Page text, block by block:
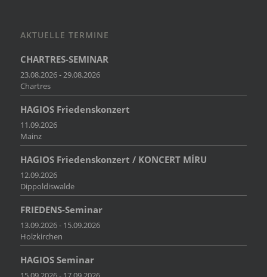
AKTUELLE TERMINE
CHARTRES-SEMINAR
23.08.2026 - 29.08.2026
Chartres
HAGIOS Friedenskonzert
11.09.2026
Mainz
HAGIOS Friedenskonzert / KONCERT MÍRU
12.09.2026
Dippoldiswalde
FRIEDENS-Seminar
13.09.2026 - 15.09.2026
Holzkirchen
HAGIOS Seminar